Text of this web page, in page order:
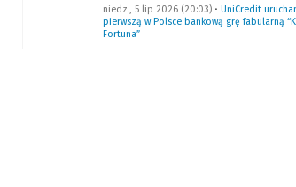
niedz., 5 lip 2026 (20:03)• UniCredit
pierwszą w Polsce bankową grę fabularną
Fortuna”